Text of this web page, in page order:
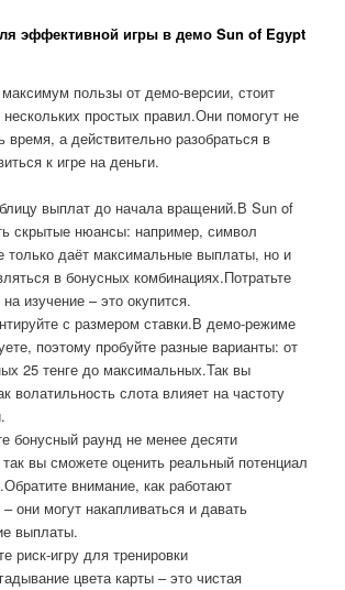
эффективной игры в демо Sun of Egypt
пользы от демо-версии, стоит
простых правил.Они помогут не
время, а действительно разобраться в
к игре на деньги.
выплат до начала вращений.В Sun of
скрытые нюансы: например, символ
только даёт максимальные выплаты, но и
в бонусных комбинациях.Потратьте
изучение – это окупится.
с размером ставки.В демо-режиме
поэтому пробуйте разные варианты: от
25 тенге до максимальных.Так вы
волатильность слота влияет на частоту
бонусный раунд не менее десяти
вы сможете оценить реальный потенциал
внимание, как работают
они могут накапливаться и давать
выплаты.
риск-игру для тренировки
цвета карты – это чистая